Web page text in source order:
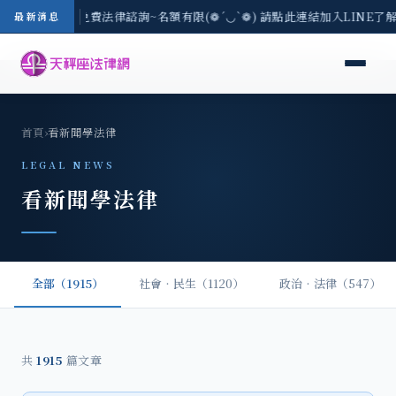
最新消息
-8/3(一) 現場免費法律諮詢~名額有限(❁´◡`❁) 請點此連結加入LINE
首頁›看新聞學法律
LEGAL NEWS
看新聞學法律
全部（1915） 社會‧民生（1120） 政治‧法律（547）
共 1915 篇文章